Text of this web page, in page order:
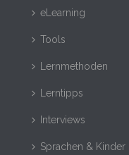
eLearning
Tools
Lernmethoden
Lerntipps
Interviews
Sprachen & Kinder